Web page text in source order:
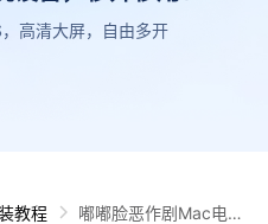
高清大屏，自由多开
教程
嘟嘟脸恶作剧Mac电脑